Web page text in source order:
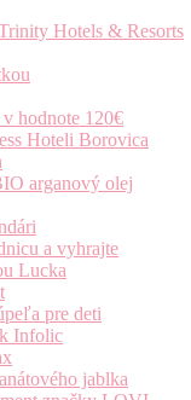
Hotels & Resorts
hodnote 120€
Hoteli Borovica
arganový olej
a vyhrajte
Lucka
pre deti
Infolic
jablka